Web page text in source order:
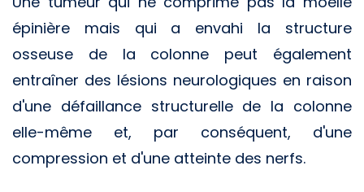
épinière mais qui a envahi la structure
osseuse de la colonne peut également
entraîner des lésions neurologiques en raison
d'une défaillance structurelle de la colonne
elle-même et, par conséquent, d'une
compression et d'une atteinte des nerfs.